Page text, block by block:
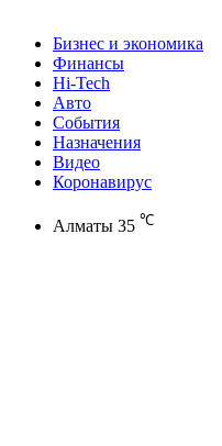
Бизнес и экономика
Финансы
Hi-Tech
Авто
События
Назначения
Видео
Коронавирус
Алматы 35 ℃